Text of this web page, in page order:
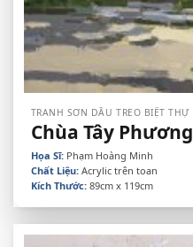
TRANH SƠN DẦU TREO BIỆT THỰ
Chùa Tây Phương
Họa Sĩ: Phạm Hoàng Minh
Chất Liệu: Acrylic trên toan
Kích Thước:89cm x 119cm